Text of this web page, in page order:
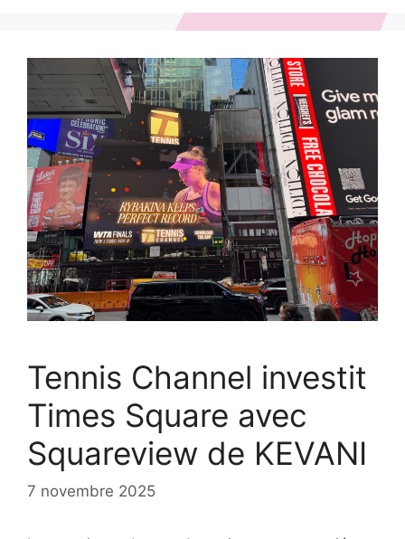
Tennis Channel investit
Times Square avec
Squareview de KEVANI
7 novembre 2025